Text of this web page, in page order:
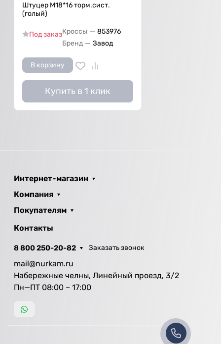
Штуцер М18*16 торм.сист.
(голый)
Под заказКроссы — 853976
Бренд — Завод
В корзину
Купить в 1 клик
Интернет-магазин
Компания
Покупателям
Контакты
8 800 250-20-82 Заказать звонок
mail@nurkam.ru
Набережные челны, Линейный проезд, 3/2
Пн—ПТ 08:00 – 17:00